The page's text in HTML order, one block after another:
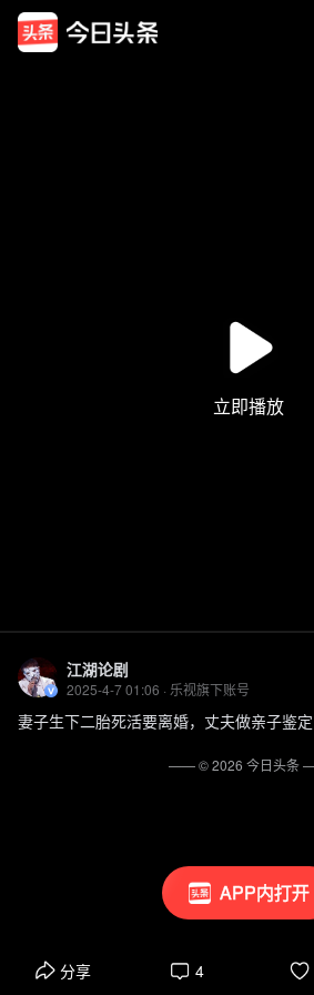
APP内打开
江湖论剧
2025-4-7 01:06 · 乐视旗下账号
妻子生下二胎死活要离婚，丈夫做亲子鉴
分享 4
—— ©2026 今日头条